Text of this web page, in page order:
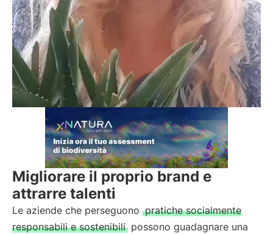
Migliorare il proprio brand e
attrarre talenti
Le aziende che perseguono pratiche socialmente
responsabili e sostenibili possono guadagnare una